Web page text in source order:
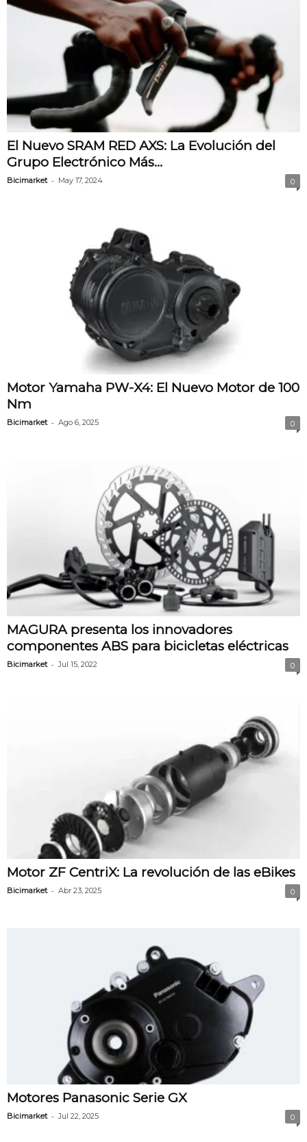
El Nuevo SRAM RED AXS: La Evolución del
Grupo Electrónico Más...
Bicimarket - May 17, 2024 0
Motor Yamaha PW-X4: El Nuevo Motor de 100
Nm
Bicimarket - Ago 6, 2025 0
MAGURA presenta los innovadores
componentes ABS para bicicletas eléctricas
Bicimarket - Jul 15, 2022 0
Motor ZF CentriX: La revolución de las eBikes
Bicimarket - Abr 23, 2025 0
Motores Panasonic Serie GX
Bicimarket - Jul 22, 2025 0